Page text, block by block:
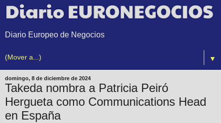
Diario Europeo de Negocios
▼
domingo, 8 de diciembre de 2024
Takeda nombra a Patricia Peiró
Hergueta como Communications Head
en España